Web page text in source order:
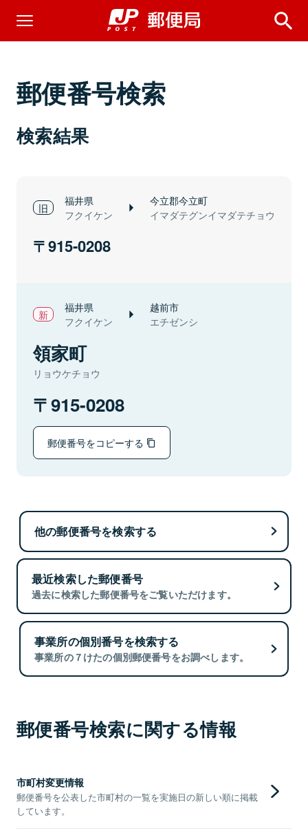
郵便番号検索
検索結果
福井県
フクイケン
今立郡今立町
イマダテグンイマダテチョウ
915-0208
福井県
フクイケン
越前市
エチゼンシ
領家町
リョウケチョウ
915-0208
郵便番号をコピーする
他の郵便番号を検索する
最近検索した郵便番号
過去に検索した郵便番号をご覧いただけます。
事業所の個別番号を検索する
事業所の７けたの個別郵便番号をお調べします。
郵便番号検索に関する情報
市町村変更情報
郵便番号を公表した市町村の一覧を実施日の新しい順に掲載
しています。